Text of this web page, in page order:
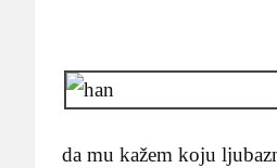
da mu kažem koju